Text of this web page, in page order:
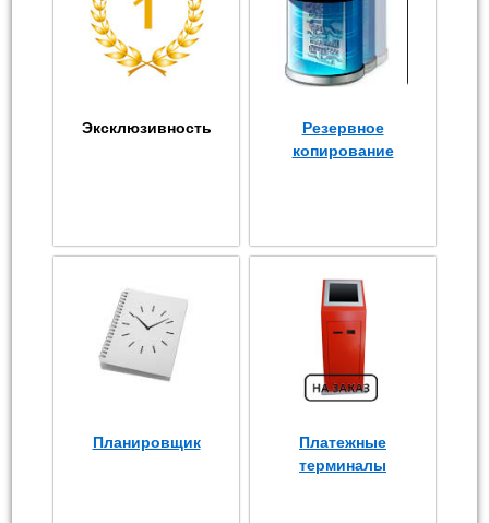
Эксклюзивность
Резервное
копирование
Планировщик
Платежные
терминалы